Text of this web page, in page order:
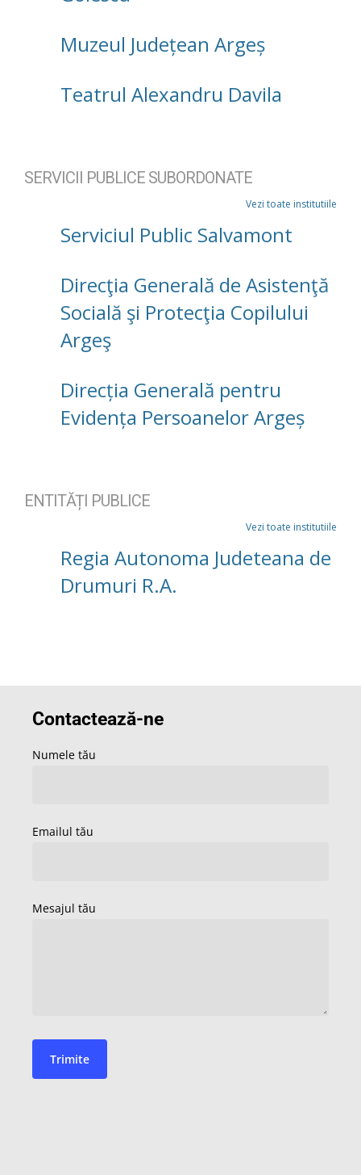
Muzeul Județean Argeș
Teatrul Alexandru Davila
SERVICII PUBLICE SUBORDONATE
Vezi toate institutiile
Serviciul Public Salvamont
Direcţia Generală de Asistenţă
Socială şi Protecţia Copilului
Argeş
Direcția Generală pentru
Evidența Persoanelor Argeș
ENTITĂȚI PUBLICE
Vezi toate institutiile
Regia Autonoma Judeteana de
Drumuri R.A.